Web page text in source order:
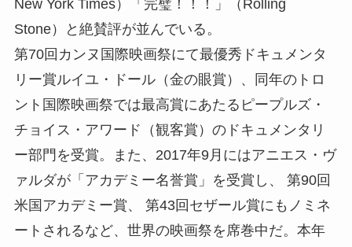
New York Times）「完璧！！！」（Rolling
Stone）と絶賛評が並んでいる。
第70回カンヌ国際映画祭にて最優秀ドキュメンタ
リー賞ルイユ・ドール（金の眼賞）、同年のトロ
ント国際映画祭では最高賞にあたるピープルズ・
チョイス・アワード（観客賞）のドキュメンタリ
ー部門を受賞。また、2017年9月にはアニエス・ヴ
ァルダが「アカデミー名誉賞」を受賞し、 第90回
米国アカデミー賞、 第43回セザール賞にもノミネ
ートされるなど、世界の映画祭を席巻中だ。本年